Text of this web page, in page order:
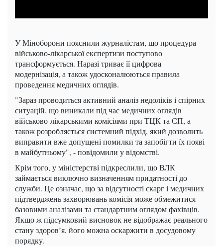
У Міноборони пояснили журналістам, що процедура
військово-лікарської експертизи поступово
трансформується. Наразі триває її цифрова
модернізація, а також удосконалюються правила
проведення медичних оглядів.
"Зараз проводиться активний аналіз недоліків і спірних
ситуацій, що виникали під час медичних оглядів
військово-лікарськими комісіями при ТЦК та СП, а
також розробляється системний підхід, який дозволить
виправити вже допущені помилки та запобігти їх появі
в майбутньому", - повідомили у відомстві.
Крім того, у міністерстві підкреслили, що ВЛК
займається виключно визначенням придатності до
служби. Це означає, що за відсутності скарг і медичних
підтверджень захворювань комісія може обмежитися
базовими аналізами та стандартним оглядом фахівців.
Якщо ж підсумковий висновок не відображає реального
стану здоров’я, його можна оскаржити в досудовому
порядку.